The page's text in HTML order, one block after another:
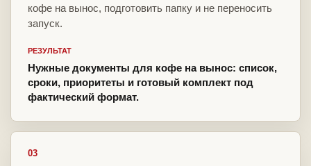
кофе на вынос, подготовить папку и не переносить
запуск.
РЕЗУЛЬТАТ
Нужные документы для кофе на вынос: список,
сроки, приоритеты и готовый комплект под
фактический формат.
03